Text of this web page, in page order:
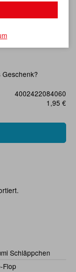
4002422084060
1,95 €
Schläppchen
Flop